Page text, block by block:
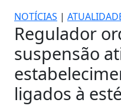
NOTÍCIAS |
Regulador
suspensão
ligados à